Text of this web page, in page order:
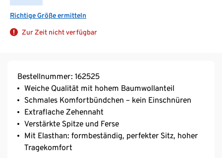
Richtige Größe ermitteln
Zur Zeit nicht verfügbar
Bestellnummer: 162525
Weiche Qualität mit hohem Baumwollanteil
Schmales Komfortbündchen – kein Einschnüren
Extraflache Zehennaht
Verstärkte Spitze und Ferse
Mit Elasthan: formbeständig, perfekter Sitz, hoher
Tragekomfort